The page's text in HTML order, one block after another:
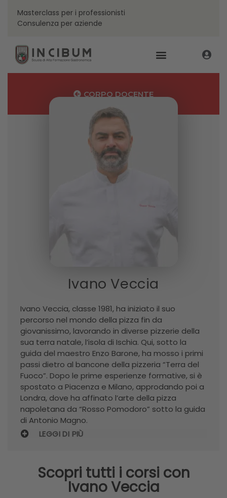
Masterclass per i professionisti
Consulenza per aziende
CORPO DOCENTE
Ivano Veccia
Ivano Veccia, classe 1981, ha iniziato il suo
percorso nel mondo della pizza fin da
giovanissimo, lavorando in diverse pizzerie della
sua terra natale, l’isola di Ischia. Qui, sotto la
guida del maestro Enzo Barone, ha mosso i primi
passi dietro al bancone della pizzeria “Terra del
Fuoco”. Dopo le prime esperienze formative, si è
spostato a Piacenza e Milano, approdando poi a
Londra, dove ha affinato l’arte della pizza
napoletana da “Rosso Pomodoro” sotto la guida
di Antonio Magno.
LEGGI DI PIÙ
Scopri tutti i corsi con
Ivano Veccia